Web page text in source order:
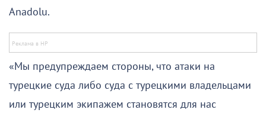
Anadolu.
«Мы предупреждаем стороны, что атаки на
турецкие суда либо суда с турецкими владельцами
или турецким экипажем становятся для нас